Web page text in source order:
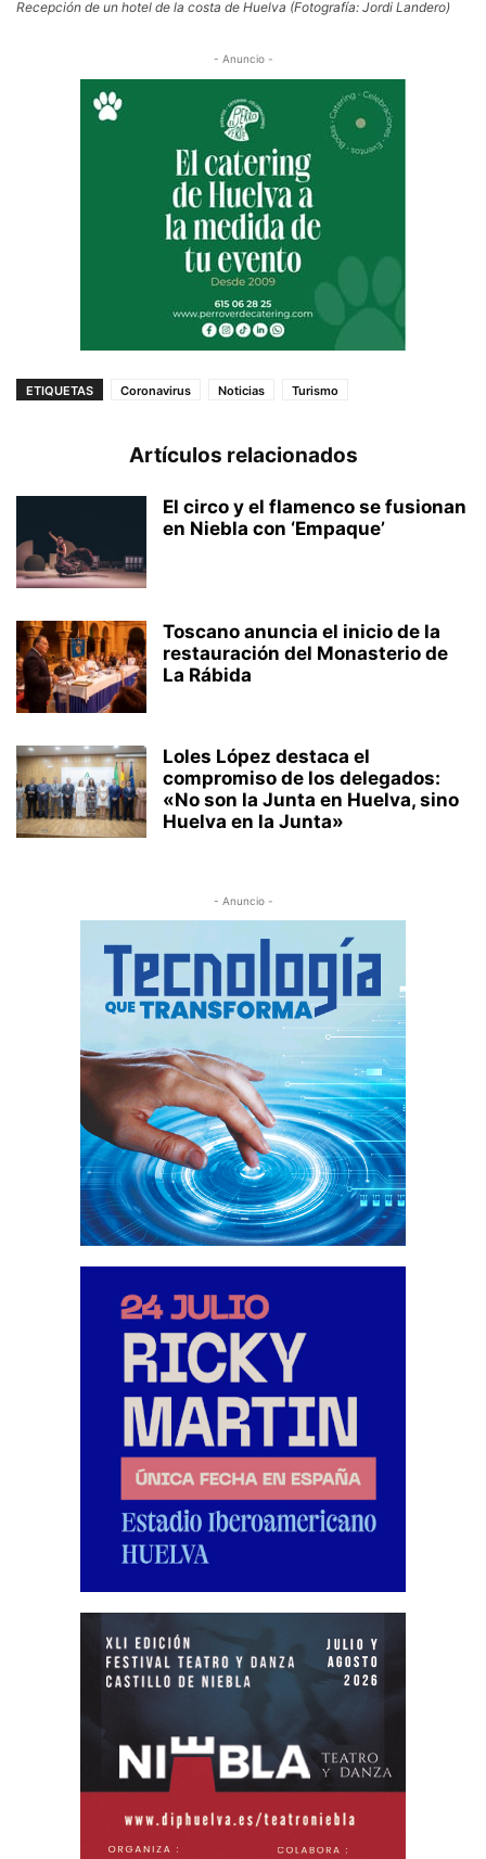
Recepción de un hotel de la costa de Huelva (Fotografía: Jordi Landero)
- Anuncio -
ETIQUETAS Coronavirus Noticias Turismo
Artículos relacionados
El circo y el flamenco se fusionan
en Niebla con ‘Empaque’
Toscano anuncia el inicio de la
restauración del Monasterio de
La Rábida
Loles López destaca el
compromiso de los delegados:
«No son la Junta en Huelva, sino
Huelva en la Junta»
- Anuncio -